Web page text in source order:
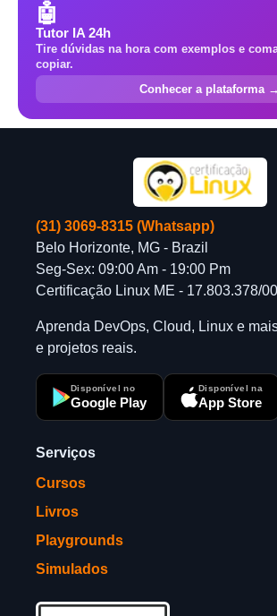
🤖
Tutor IA 24h
Tire dúvidas na hora com exemplos e
copiar.
Conhecer a plataforma →
(31) 3069-8315 (Whatsapp)
Belo Horizonte, MG - Brazil
Seg-Sex: 09:00 Am - 19:00 Pm
Certificação Linux ME - 17.803.378/
Aprenda DevOps, Cloud, Linux e
e projetos reais.
Disponível no
Google Play
Disponível na
App Store
Serviços
Cursos
Livros
Playgrounds
Simulados